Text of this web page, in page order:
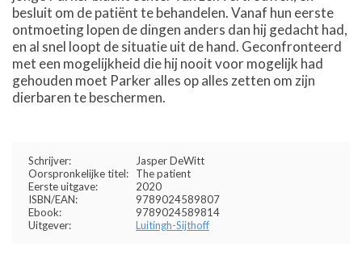
besluit om de patiënt te behandelen. Vanaf hun eerste
ontmoeting lopen de dingen anders dan hij gedacht had,
en al snel loopt de situatie uit de hand. Geconfronteerd
met een mogelijkheid die hij nooit voor mogelijk had
gehouden moet Parker alles op alles zetten om zijn
dierbaren te beschermen.
Schrijver:
Jasper DeWitt
Oorspronkelijke titel:
The patient
Eerste uitgave:
2020
ISBN/EAN:
9789024589807
Ebook:
9789024589814
Uitgever:
Luitingh-Sijthoff